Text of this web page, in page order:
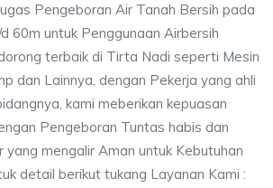
Pengeboran Air Tanah Bersih pada
60m untuk Penggunaan Airbersih
terbaik di Tirta Nadi seperti Mesin
dan Lainnya, dengan Pekerja yang ahli
kami meberikan kepuasan
Pengeboran Tuntas habis dan
yang mengalir Aman untuk Kebutuhan
detail berikut tukang Layanan Kami :